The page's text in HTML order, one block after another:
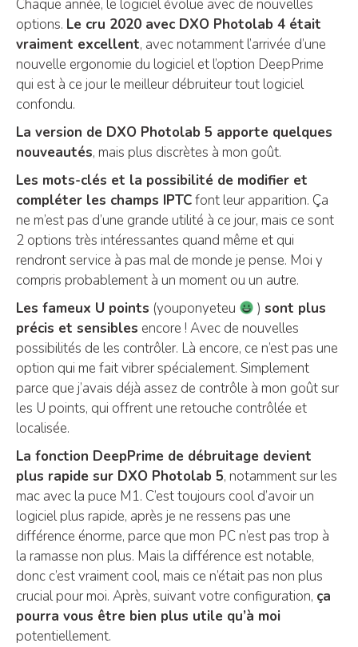
Chaque année, le logiciel évolue avec de nouvelles
options. Le cru 2020 avec DXO Photolab 4 était
vraiment excellent, avec notamment l’arrivée d’une
nouvelle ergonomie du logiciel et l’option DeepPrime
qui est à ce jour le meilleur débruiteur tout logiciel
confondu.
La version de DXO Photolab 5 apporte quelques
nouveautés, mais plus discrètes à mon goût.
Les mots-clés et la possibilité de modifier et
compléter les champs IPTCfont leur apparition. Ça
ne m’est pas d’une grande utilité à ce jour, mais ce sont
2 options très intéressantes quand même et qui
rendront service à pas mal de monde je pense. Moi y
compris probablement à un moment ou un autre.
Les fameux U points (youponyeteu )sont plus
précis et sensibles encore ! Avec de nouvelles
possibilités de les contrôler. Là encore, ce n’est pas une
option qui me fait vibrer spécialement. Simplement
parce que j’avais déjà assez de contrôle à mon goût sur
les U points, qui offrent une retouche contrôlée et
localisée.
La fonction DeepPrime de débruitage devient
plus rapide sur DXO Photolab 5, notamment sur les
mac avec la puce M1. C’est toujours cool d’avoir un
logiciel plus rapide, après je ne ressens pas une
différence énorme, parce que mon PC n’est pas trop à
la ramasse non plus. Mais la différence est notable,
donc c’est vraiment cool, mais ce n’était pas non plus
crucial pour moi. Après, suivant votre configuration, ça
pourra vous être bien plus utile qu’à moi
potentiellement.